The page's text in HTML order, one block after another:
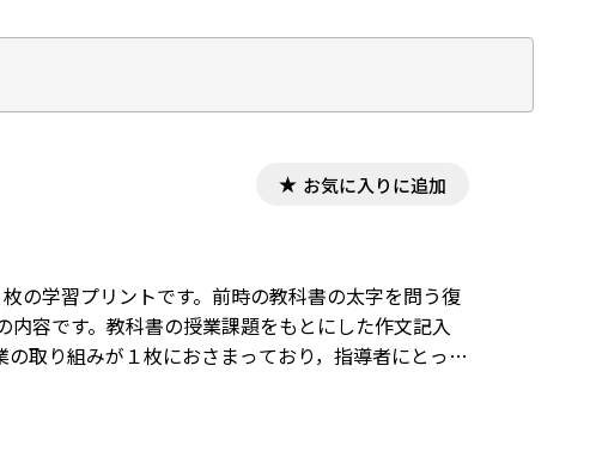
お気に入りに追加
の学習プリントです。前時の教科書の太字を問う復
容です。教科書の授業課題をもとにした作文記入
取り組みが１枚におさまっており，指導者にとって